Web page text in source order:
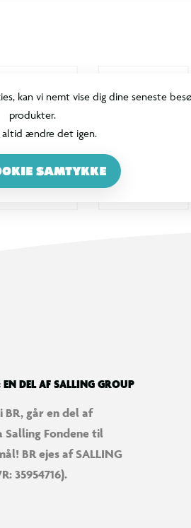
kan vi nemt vise dig dine seneste
produkter.
altid ændre det igen.
SAMTYKKE
EN DEL AF SALLING GROUP
går en del af
Fondene til
BR ejes af SALLING
35954716).